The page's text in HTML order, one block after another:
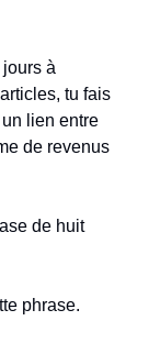
à
tu fais
lien entre
de revenus
de huit
phrase.